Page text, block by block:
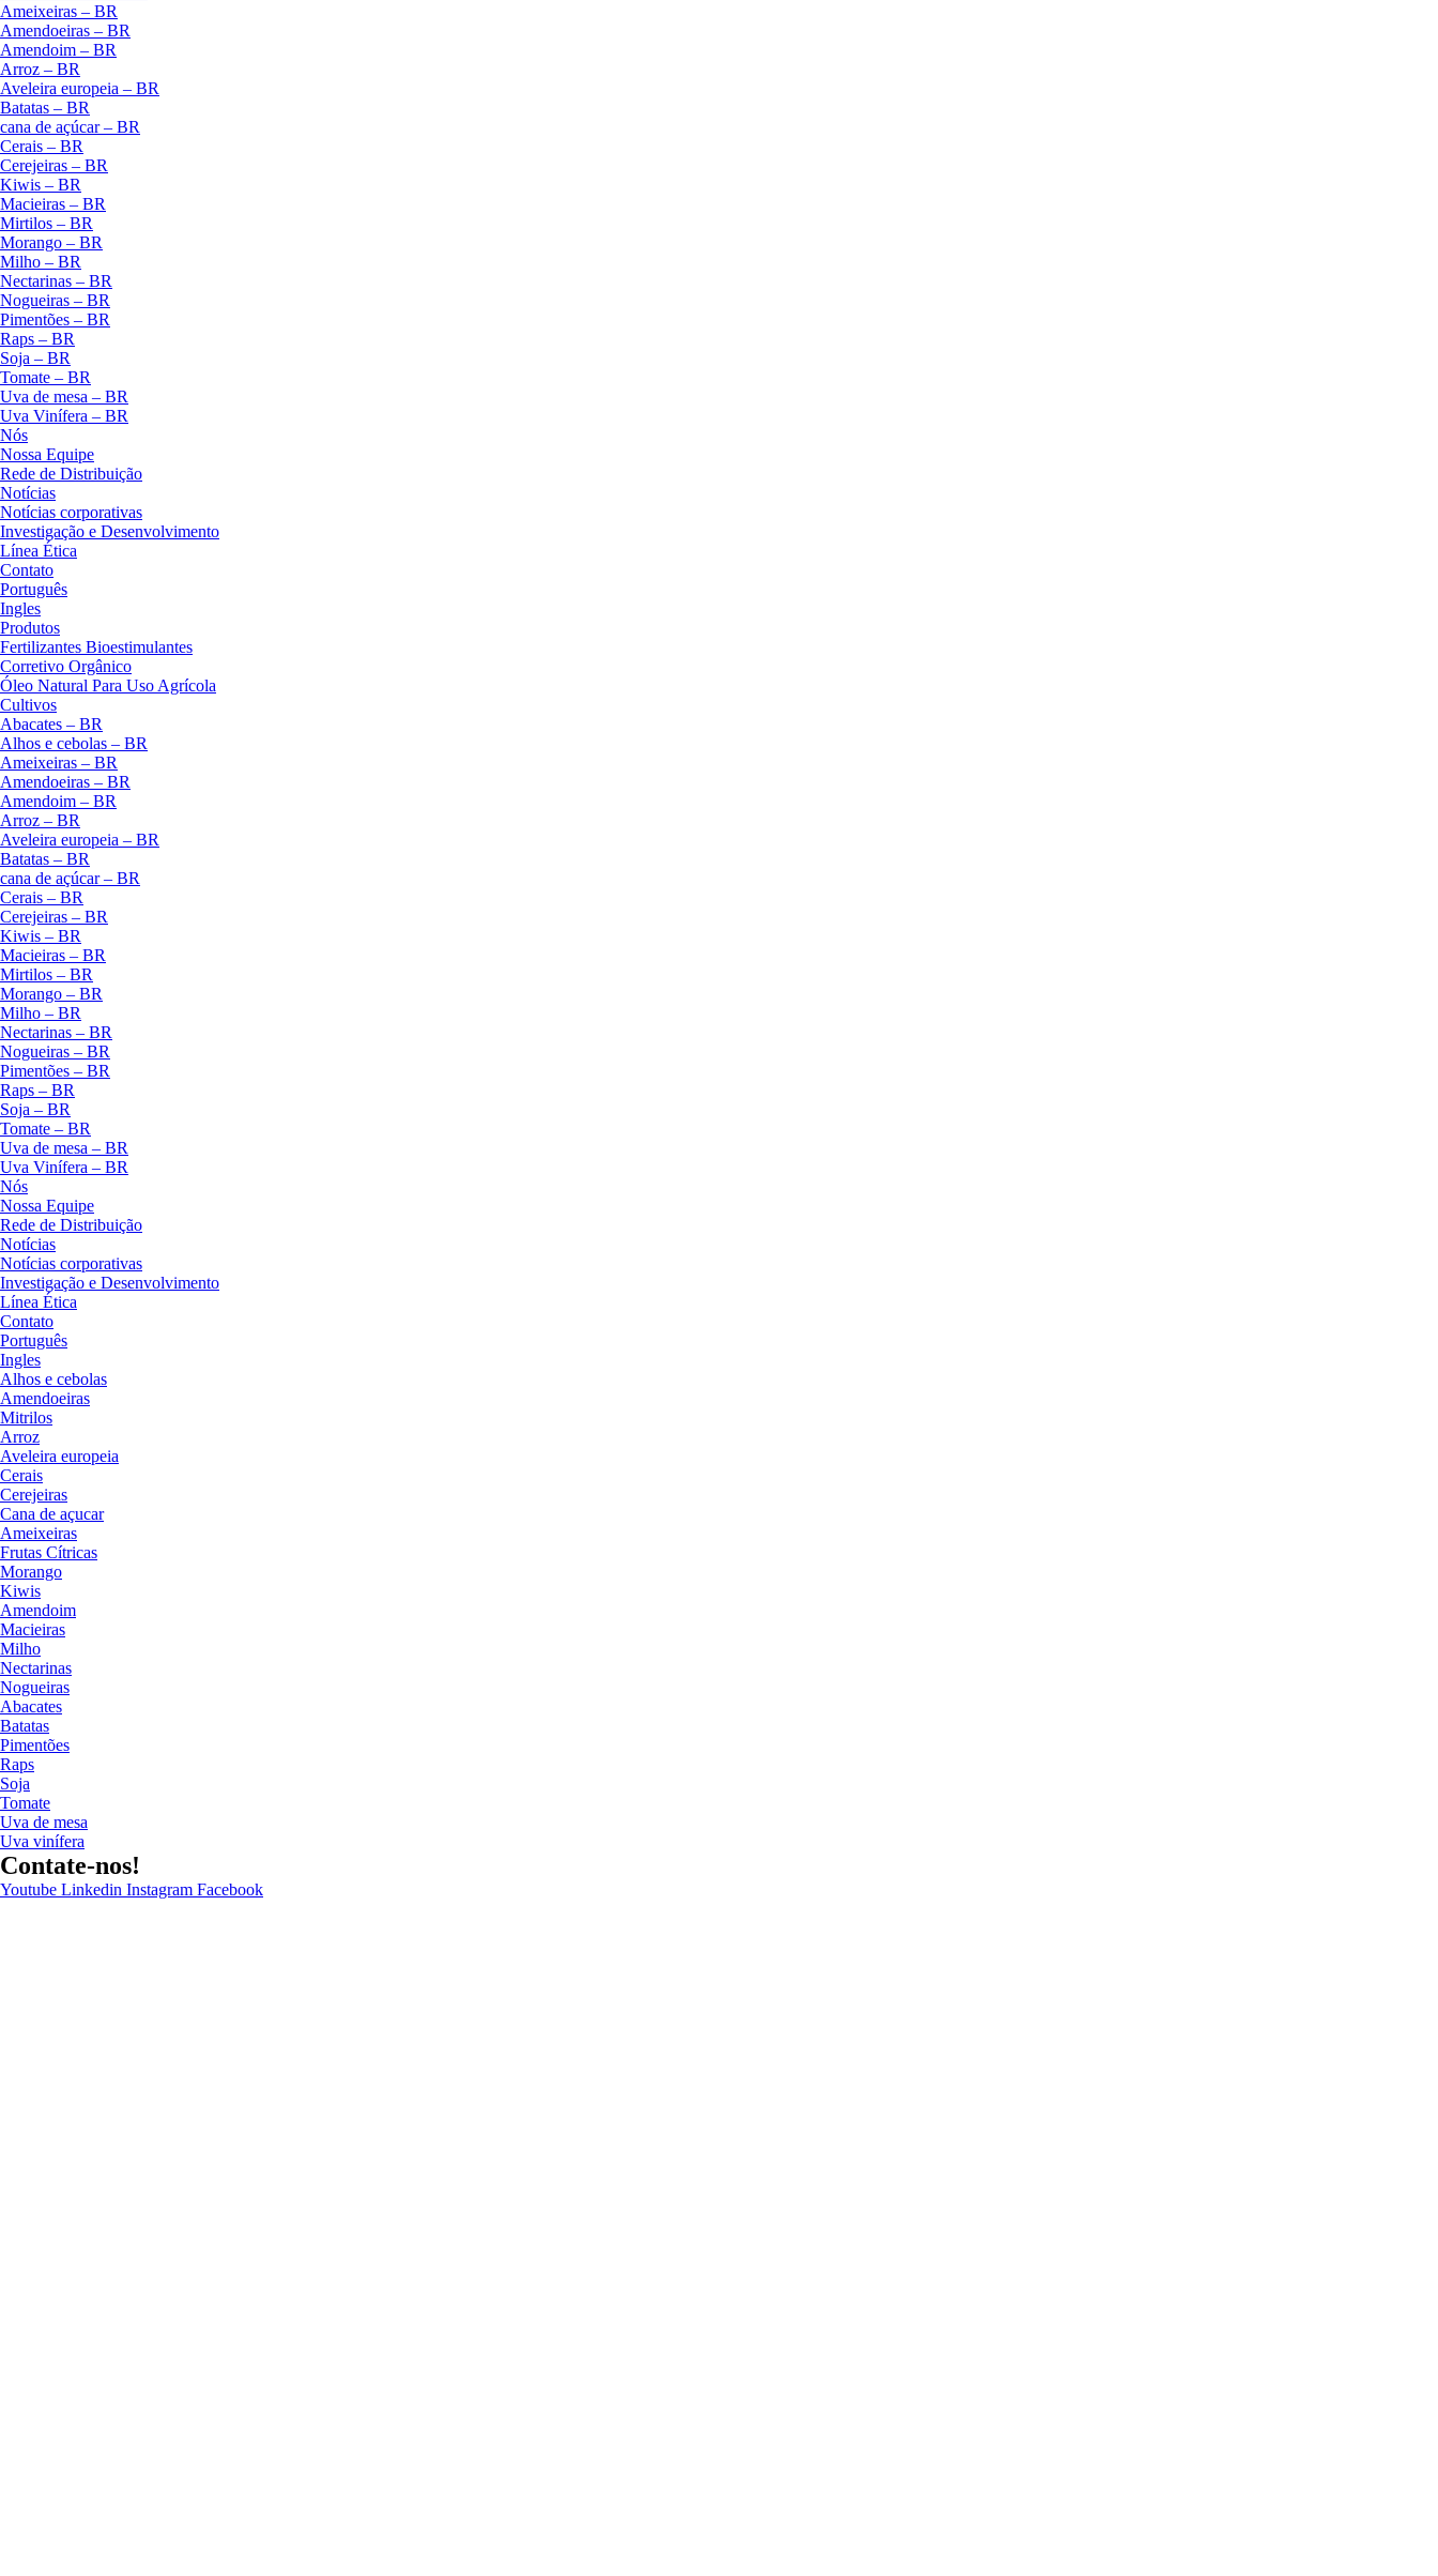
Ameixeiras – BR
Amendoeiras – BR
Amendoim – BR
Arroz – BR
Aveleira europeia – BR
Batatas – BR
cana de açúcar – BR
Cerais – BR
Cerejeiras – BR
Kiwis – BR
Macieiras – BR
Mirtilos – BR
Morango – BR
Milho – BR
Nectarinas – BR
Nogueiras – BR
Pimentões – BR
Raps – BR
Soja – BR
Tomate – BR
Uva de mesa – BR
Uva Vinífera – BR
Nós
Nossa Equipe
Rede de Distribuição
Notícias
Notícias corporativas
Investigação e Desenvolvimento
Línea Ética
Contato
Português
Ingles
Produtos
Fertilizantes Bioestimulantes
Corretivo Orgânico
Óleo Natural Para Uso Agrícola
Cultivos
Abacates – BR
Alhos e cebolas – BR
Ameixeiras – BR
Amendoeiras – BR
Amendoim – BR
Arroz – BR
Aveleira europeia – BR
Batatas – BR
cana de açúcar – BR
Cerais – BR
Cerejeiras – BR
Kiwis – BR
Macieiras – BR
Mirtilos – BR
Morango – BR
Milho – BR
Nectarinas – BR
Nogueiras – BR
Pimentões – BR
Raps – BR
Soja – BR
Tomate – BR
Uva de mesa – BR
Uva Vinífera – BR
Nós
Nossa Equipe
Rede de Distribuição
Notícias
Notícias corporativas
Investigação e Desenvolvimento
Línea Ética
Contato
Português
Ingles
Alhos e cebolas
Amendoeiras
Mitrilos
Arroz
Aveleira europeia
Cerais
Cerejeiras
Cana de açucar
Ameixeiras
Frutas Cítricas
Morango
Kiwis
Amendoim
Macieiras
Milho
Nectarinas
Nogueiras
Abacates
Batatas
Pimentões
Raps
Soja
Tomate
Uva de mesa
Uva vinífera
Contate-nos!
Youtube Linkedin Instagram Facebook